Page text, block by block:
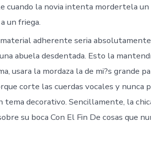
cuando la novia intenta mordertela un
un friega.
adherente seri­a absolutamente
abuela desdentada. Esto la
usara la mordaza la de mi?s grande
corte las cuerdas vocales y nunca
tema decorativo. Sencillamente, la
su boca Con El Fin De cosas que